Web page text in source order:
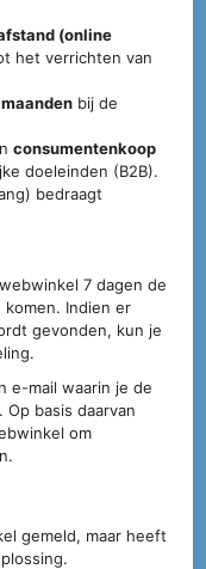
(online
het verrichten van
bij de
consumentenkoop
doeleinden (B2B).
bedraagt
7 dagen de
Indien er
gevonden, kun je
e-mail waarin je de
basis daarvan
om
gemeld, maar heeft